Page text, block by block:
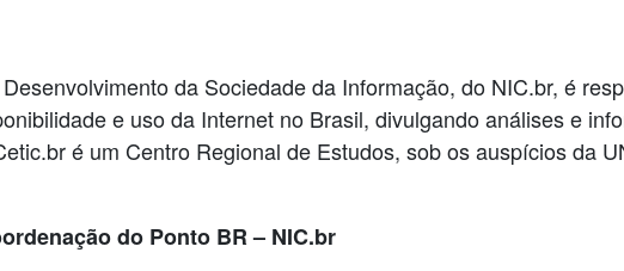
da Sociedade da Informação, do NIC.br, é
e uso da Internet no Brasil, divulgando análises e
é um Centro Regional de Estudos, sob os auspícios da
do Ponto BR – NIC.br